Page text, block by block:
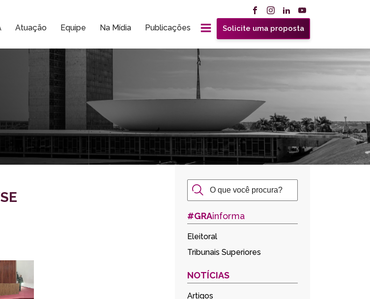
Atuação Equipe Na Mídia Publicações Solicite uma proposta
#GRAinforma
Eleitoral
Tribunais Superiores
NOTÍCIAS
Artigos